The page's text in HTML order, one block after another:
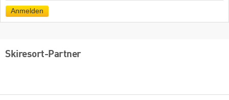
Anmelden
Skiresort-Partner